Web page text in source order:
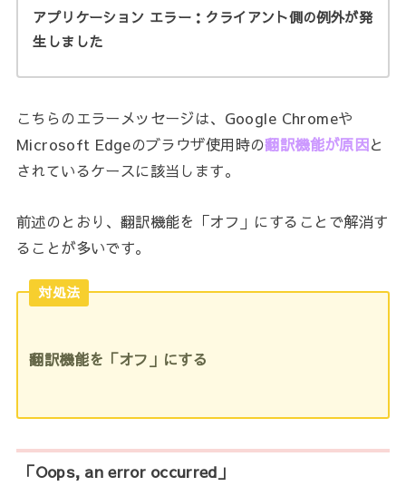
アプリケーション エラー：クライアント側の例外が発
生しました
こちらのエラーメッセージは、Google Chromeや
Microsoft Edgeのブラウザ使用時の翻訳機能が原因と
されているケースに該当します。
前述のとおり、翻訳機能を「オフ」にすることで解消す
ることが多いです。
対処法
翻訳機能を「オフ」にする
「Oops, an error occurred」